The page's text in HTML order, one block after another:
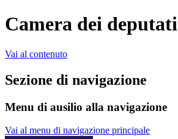
Camera dei deputati
Vai al contenuto
Sezione di navigazione
Menu di ausilio alla navigazione
Vai al menu di navigazione principale